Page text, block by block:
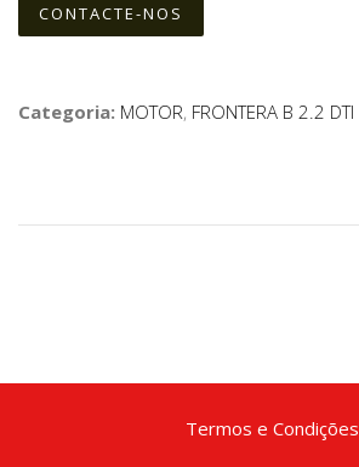
CONTACTE-NOS
Categoria: MOTOR, FRONTERA B 2.2 DTI
Termos e Condições